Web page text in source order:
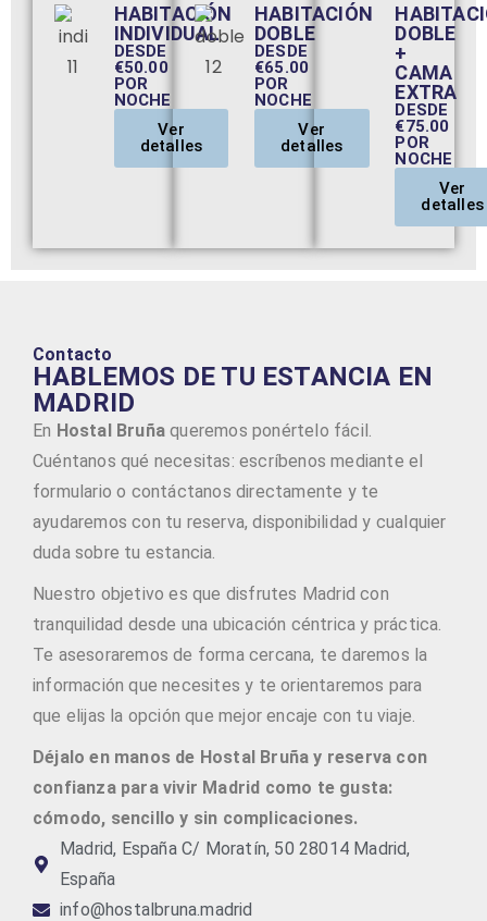
HABITACIÓN
INDIVIDUAL
DESDE
€50.00
POR
NOCHE
Ver
detalles
HABITACIÓN
DOBLE
DESDE
€65.00
POR
NOCHE
Ver
detalles
DOBLE
+
CAMA
EXTRA
DESDE
€75.00
POR
NOCHE
Ver
detalles
Contacto
HABLEMOS DE TU ESTANCIA EN
MADRID
En Hostal Bruña queremos ponértelo fácil.
Cuéntanos qué necesitas: escríbenos mediante el
formulario o contáctanos directamente y te
ayudaremos con tu reserva, disponibilidad y cualquier
duda sobre tu estancia.
Nuestro objetivo es que disfrutes Madrid con
tranquilidad desde una ubicación céntrica y práctica.
Te asesoraremos de forma cercana, te daremos la
información que necesites y te orientaremos para
que elijas la opción que mejor encaje con tu viaje.
Déjalo en manos de Hostal Bruña y reserva con
confianza para vivir Madrid como te gusta:
cómodo, sencillo y sin complicaciones.
Madrid, España C/ Moratín, 50 28014 Madrid,
España
info@hostalbruna.madrid